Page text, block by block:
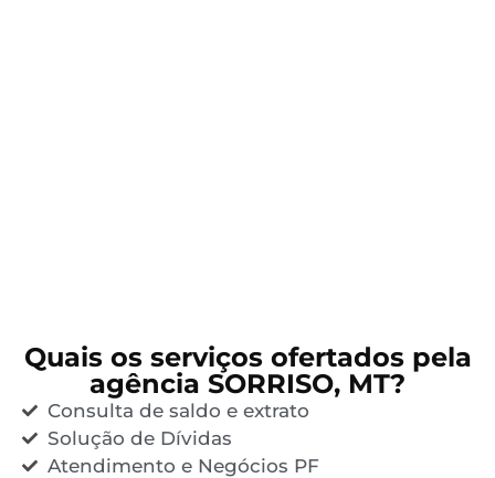
Quais os serviços ofertados pela
agência SORRISO, MT?
Consulta de saldo e extrato
Solução de Dívidas
Atendimento e Negócios PF